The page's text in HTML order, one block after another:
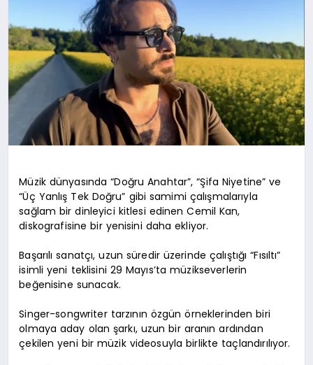
Müzik dünyasında “Doğru Anahtar”, “Şifa Niyetine” ve
“Üç Yanlış Tek Doğru” gibi samimi çalışmalarıyla
sağlam bir dinleyici kitlesi edinen Cemil Kan,
diskografisine bir yenisini daha ekliyor.
Başarılı sanatçı, uzun süredir üzerinde çalıştığı “Fısıltı”
isimli yeni teklisini 29 Mayıs’ta müzikseverlerin
beğenisine sunacak.
Singer-songwriter tarzının özgün örneklerinden biri
olmaya aday olan şarkı, uzun bir aranın ardından
çekilen yeni bir müzik videosuyla birlikte taçlandırılıyor.